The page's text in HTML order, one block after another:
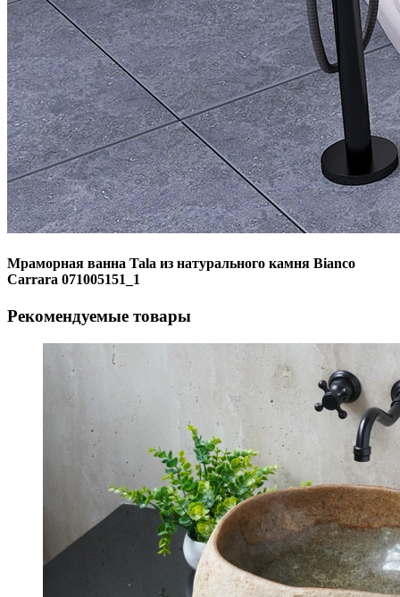
Мраморная ванна Tala из натурального камня Bianco
Carrara 071005151_1
Рекомендуемые товары